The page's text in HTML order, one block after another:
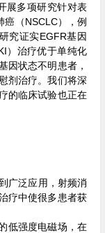
展多项研究针对表
癌（NSCLC），例
究证实EGFR基因
）治疗优于单纯化
因状态不明患者，
剂治疗。我们将深
的临床试验也正在
广泛应用，射频消
疗中使很多患者获
低强度电磁场，在